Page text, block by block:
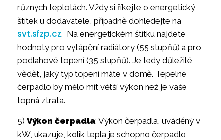
různých teplotách. Vždy si říkejte o energetický
štítek u dodavatele, případně dohledejte na
svt.sfzp.cz. Na energetickém štítku najdete
hodnoty pro vytápění radiátory (55 stupňů) a pro
podlahové topení (35 stupňů). Je tedy důležité
vědět, jaký typ topení máte v domě. Tepelné
čerpadlo by mělo mít větší výkon než je vaše
topná ztrata.
5) Výkon čerpadla: Výkon čerpadla, uváděný v
kW, ukazuje, kolik tepla je schopno čerpadlo